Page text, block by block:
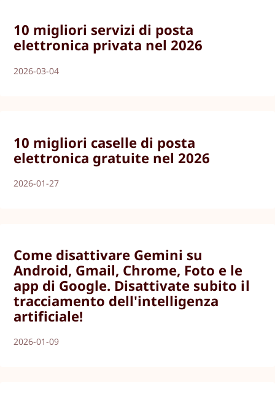
10 migliori servizi di posta
elettronica privata nel 2026
2026-03-04
10 migliori caselle di posta
elettronica gratuite nel 2026
2026-01-27
Come disattivare Gemini su
Android, Gmail, Chrome, Foto e le
app di Google. Disattivate subito il
tracciamento dell'intelligenza
artificiale!
2026-01-09